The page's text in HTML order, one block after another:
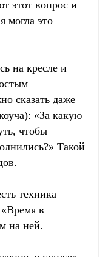
этот вопрос и
могла это
на кресле и
сказать даже
«За какую
чтобы
Такой
техника
в
на ней.